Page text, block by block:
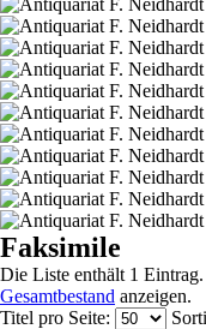
Faksimile
Die Liste enthält 1
Gesamtbestand anzeigen.
Titel pro Seite: